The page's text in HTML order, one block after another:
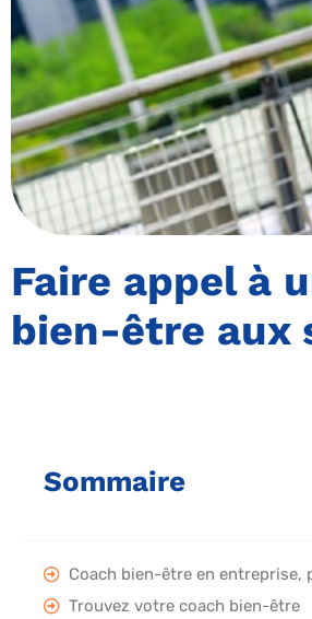
Faire appel à
bien-être aux
Sommaire
Coach bien-être en entreprise,
Trouvez votre coach bien-être